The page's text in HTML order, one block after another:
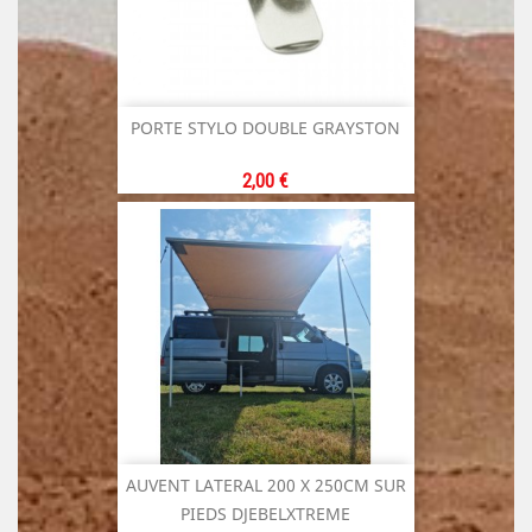
PORTE STYLO DOUBLE GRAYSTON
Prix
2,00 €
AUVENT LATERAL 200 X 250CM SUR
PIEDS DJEBELXTREME